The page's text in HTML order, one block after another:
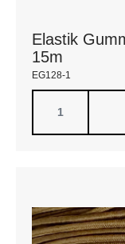
Elastik
15m
EG128-1